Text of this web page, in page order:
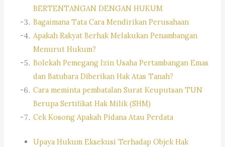
BERTENTANGAN DENGAN HUKUM
Bagaimana Tata Cara Mendirikan Perusahaan
Apakah Rakyat Berhak Melakukan Penambangan
Menurut Hukum?
Bolekah Pemegang Izin Usaha Pertambangan Emas
dan Batubara Diberikan Hak Atas Tanah?
Cara meminta pembatalan Surat Keuputsan TUN
Berupa Sertifikat Hak Milik (SHM)
Cek Kosong Apakah Pidana Atau Perdata
Upaya Hukum Eksekusi Terhadap Objek Hak